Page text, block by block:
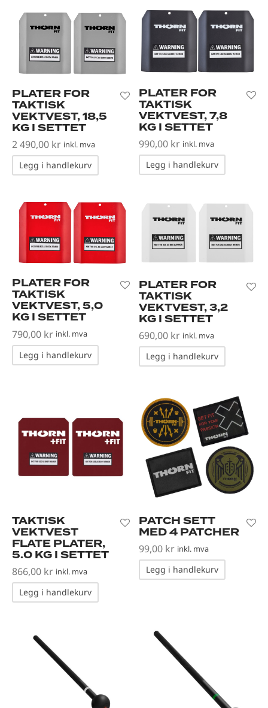
PLATER FOR
TAKTISK
VEKTVEST, 18,5
KG I SETTET
2 490,00 kr inkl. mva
Legg i handlekurv
PLATER FOR
TAKTISK
VEKTVEST, 7,8
KG I SETTET
990,00 kr inkl. mva
Legg i handlekurv
PLATER FOR
TAKTISK
VEKTVEST, 5,0
KG I SETTET
790,00 kr inkl. mva
Legg i handlekurv
PLATER FOR
TAKTISK
VEKTVEST, 3,2
KG I SETTET
690,00 kr inkl. mva
Legg i handlekurv
TAKTISK
VEKTVEST
FLATE PLATER,
5.0 KG I SETTET
866,00 kr inkl. mva
Legg i handlekurv
PATCH SETT
MED 4 PATCHER
99,00 kr inkl. mva
Legg i handlekurv